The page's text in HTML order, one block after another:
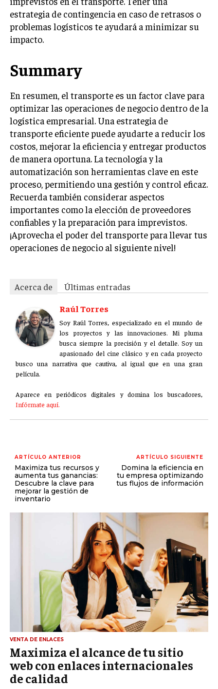
ÉTICA EMPRESARIAL Y RESPONSABILIDAD
SOCIAL
BLOG
Raúl Torres
Soy Raúl Torres, especializado en el mundo de los
proyectos y las innovaciones. Mi pluma busca
siempre la precisión y el detalle. Soy un
apasionado del cine clásico y en cada proyecto
busco una narrativa que cautiva, al igual que en una gran
película.
Aparece en periódicos digitales y domina los buscadores,
Infórmate aquí.
estrategia de contingencia en caso de retrasos o
problemas logísticos te ayudará a minimizar su
impacto.
Summary
En resumen, el transporte es un factor clave para
optimizar las operaciones de negocio dentro de la
logística empresarial. Una estrategia de
transporte eficiente puede ayudarte a reducir los
costos, mejorar la eficiencia y entregar productos
de manera oportuna. La tecnología y la
automatización son herramientas clave en este
proceso, permitiendo una gestión y control eficaz.
Recuerda también considerar aspectos
importantes como la elección de proveedores
confiables y la preparación para imprevistos.
¡Aprovecha el poder del transporte para llevar tus
operaciones de negocio al siguiente nivel!
Acerca de
Últimas entradas
Raúl Torres
Soy Raúl Torres, especializado en el mundo de
los proyectos y las innovaciones. Mi pluma
busca siempre la precisión y el detalle. Soy un
apasionado del cine clásico y en cada proyecto
busco una narrativa que cautiva, al igual que en una gran
película.
Aparece en periódicos digitales y domina los buscadores,
Infórmate aquí.
ARTÍCULO ANTERIOR
Maximiza tus recursos y
aumenta tus ganancias:
Descubre la clave para
mejorar la gestión de
inventario
ARTÍCULO SIGUIENTE
Domina la eficiencia en
tu empresa optimizando
tus flujos de información
VENTA DE ENLACES
Maximiza el alcance de tu sitio
web con enlaces internacionales
de calidad